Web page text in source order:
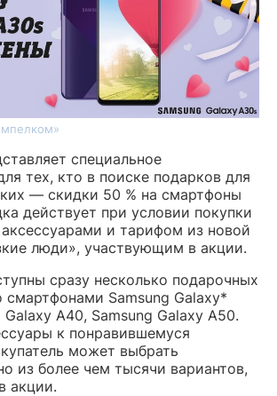
специальное
тех, кто в поиске подарков для
— скидки 50 % на смартфоны
действует при условии покупки
и тарифом из новой
люди», участвующим в акции.
сразу несколько подарочных
смартфонами Samsung Galaxy*
Galaxy A40, Samsung Galaxy A50.
к понравившемуся
может выбрать
из более чем тысячи вариантов,
акции.